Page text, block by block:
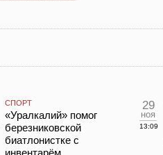
СПОРТ
«Уралкалий» помог
березниковской
биатлонистке с
инвентарём
29
ноя
13:09